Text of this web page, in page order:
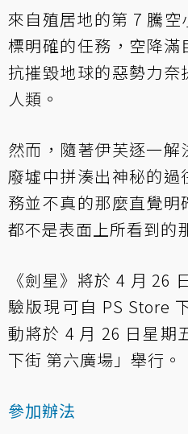
來自殖居地的第 7 騰
標明確的任務，空降
抗摧毀地球的惡勢力
人類。
然而，隨著伊芙逐一
廢墟中拼湊出神秘的
務並不真的那麼直覺
都不是表面上所看到的
《劍星》將於 4 月 26
驗版現可自 PS Store
動將於 4 月 26 日星期
下街 第六廣場」舉行。
參加辦法